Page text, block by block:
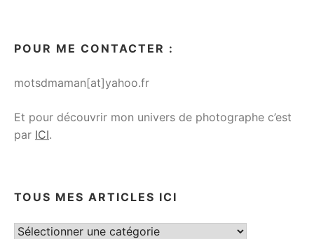
POUR ME CONTACTER :
motsdmaman[at]yahoo.fr
Et pour découvrir mon univers de photographe c’est
par ICI.
TOUS MES ARTICLES ICI
Tous